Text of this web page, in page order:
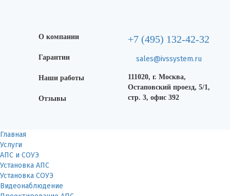
О компании
Гарантии
Наши работы
Отзывы
+7 (495) 132-42-32
sales@ivssystem.ru
111020, г. Москва,
Остаповский проезд, 5/1,
стр. 3, офис 392
Главная
Услуги
АПС и СОУЭ
Установка АПС
Установка СОУЭ
Видеонаблюдение